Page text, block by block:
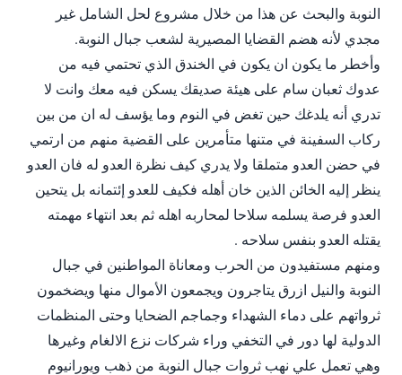
النوبة والبحث عن هذا من خلال مشروع لحل الشامل غير
مجدي لأنه هضم القضايا المصيرية لشعب جبال النوبة.
وأخطر ما يكون ان يكون في الخندق الذي تحتمي فيه من
عدوك ثعبان سام على هيئة صديقك يسكن فيه معك وانت لا
تدري أنه يلدغك حين تغض في النوم وما يؤسف له ان من بين
ركاب السفينة في متنها متأمرين على القضية منهم من ارتمي
في حضن العدو متملقا ولا يدري كيف نظرة العدو له فان العدو
ينظر إليه الخائن الذين خان أهله فكيف للعدو إئتمانه بل يتحين
العدو فرصة يسلمه سلاحا لمحاربه اهله ثم بعد انتهاء مهمته
يقتله العدو بنفس سلاحه .
ومنهم مستفيدون من الحرب ومعاناة المواطنين في جبال
النوبة والنيل ازرق يتاجرون ويجمعون الأموال منها ويضخمون
ثرواتهم على دماء الشهداء وجماجم الضحايا وحتى المنظمات
الدولية لها دور في التخفي وراء شركات نزع الالغام وغيرها
وهي تعمل علي نهب ثروات جبال النوبة من ذهب ويورانيوم